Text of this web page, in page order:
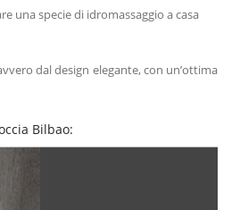
una specie di idromassaggio a casa
dal design elegante, con un’ottima
Bilbao: